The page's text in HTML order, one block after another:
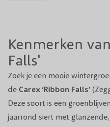
Kenmerken
Falls'
Zoek je een mooie
de Carex ‘Ribbon Falls’
Deze soort is een
jaarrond siert met
Snoeiperiode Voorjaar
Standplaats
Winterhardheid Goed
Planttijd Jaarrond